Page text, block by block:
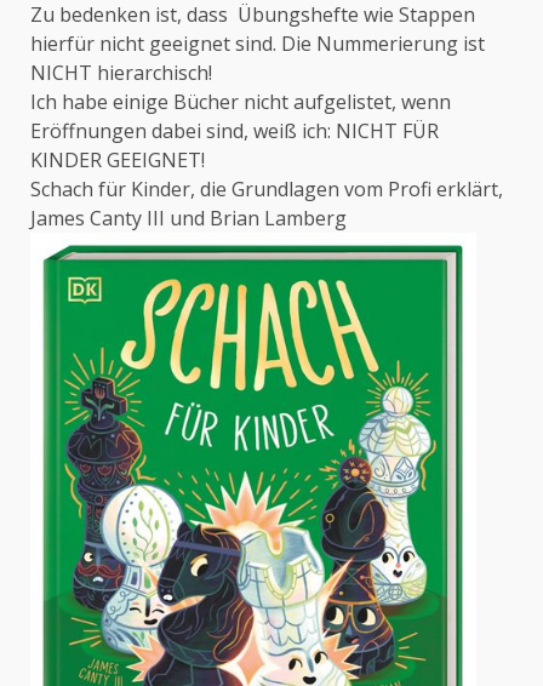
Zu bedenken ist, dass Übungshefte wie Stappen
hierfür nicht geeignet sind. Die Nummerierung ist
NICHT hierarchisch!
Ich habe einige Bücher nicht aufgelistet, wenn
Eröffnungen dabei sind, weiß ich: NICHT FÜR
KINDER GEEIGNET!
Schach für Kinder, die Grundlagen vom Profi erklärt,
James Canty III und Brian Lamberg